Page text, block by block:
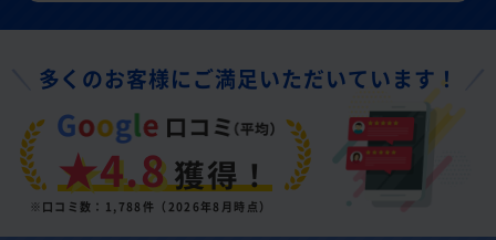
多くのお客様にご満足いただいています！
★4.8獲得！
※口コミ数：1,788件（2026年8月時点）